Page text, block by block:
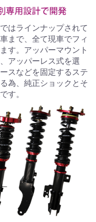
はラインナップされて
まで、全て現車でフィ
す。アッパーマウント
アッパーレス式を選
スなどを固定するステ
為、純正ショックとそ
す。